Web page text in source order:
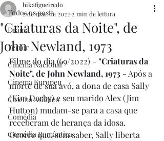
Todos os posts
Drama
Terror
Cinema Nacional
Cinema Europeu
Cinema Asiático
Comédia
Comédia Romântica
"Criaturas da Noite", de
John Newland, 1973
hikafigueiredo
2 de mai. de 2022 2 min de leitura
Filme do dia (69/2022) - "Criaturas da
Noite", de John Newland, 1973 - Após a
morte de sua avó, a dona de casa Sally
(Kim Darby) e seu marido Alex (Jim
Hutton) mudam-se para a casa que
receberam de herança da idosa.
Ocorre que, sem saber, Sally liberta